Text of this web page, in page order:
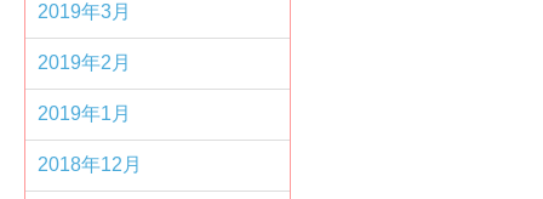
2019年3月
2019年2月
2019年1月
2018年12月